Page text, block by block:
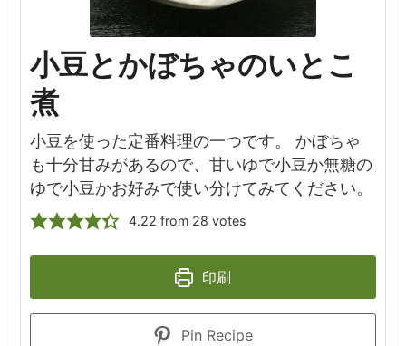
小豆とかぼちゃのいとこ
煮
小豆を使った定番料理の一つです。 かぼちゃ
も十分甘みがあるので、甘いゆで小豆か無糖の
ゆで小豆かお好みで使い分けてみてください。
4.22 from 28 votes
印刷
Pin Recipe